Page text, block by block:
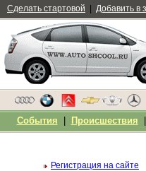
Регистрация на сайте
Сделать стартовой Добавить в
События Происшествия